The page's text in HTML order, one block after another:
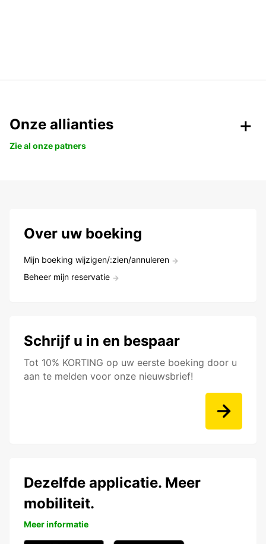
Onze allianties
Zie al onze patners
Over uw boeking
Mijn boeking wijzigen/:zien/annuleren
Beheer mijn reservatie
Schrijf u in en bespaar
Tot 10% KORTING op uw eerste boeking door u
aan te melden voor onze nieuwsbrief!
Dezelfde applicatie. Meer
mobiliteit.
Meer informatie